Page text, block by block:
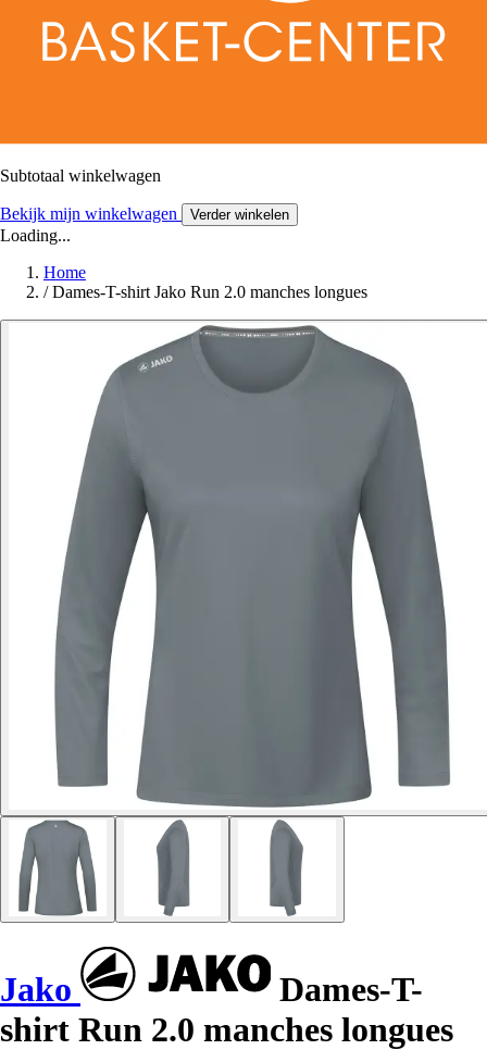
Subtotaal winkelwagen
Bekijk mijn winkelwagen Verder winkelen
Loading...
Home
/ Dames-T-shirt Jako Run 2.0 manches longues
Jako
Dames-T-
shirt Run 2.0 manches longues